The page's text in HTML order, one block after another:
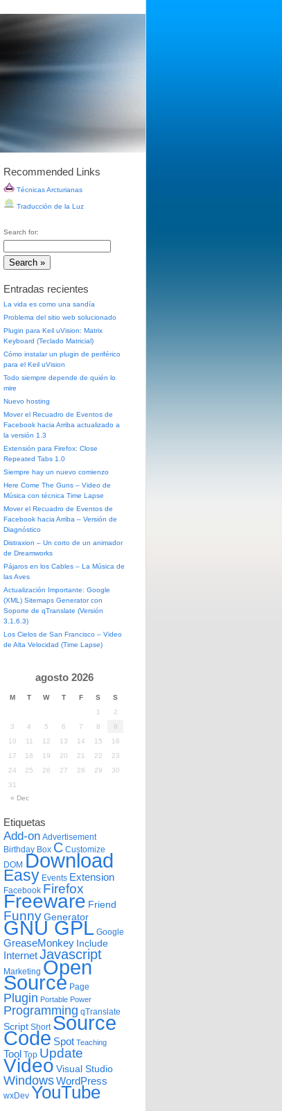
Recommended Links
Técnicas Arcturianas
Traducción de la Luz
Search for:
Entradas recientes
La vida es como una sandía
Problema del sitio web solucionado
Plugin para Keil uVision: Matrix
Keyboard (Teclado Matricial)
Cómo instalar un plugin de periférico
para el Keil uVision
Todo siempre depende de quién lo
mire
Nuevo hosting
Mover el Recuadro de Eventos de
Facebook hacia Arriba actualizado a
la versión 1.3
Extensión para Firefox: Close
Repeated Tabs 1.0
Siempre hay un nuevo comienzo
Here Come The Guns – Video de
Música con técnica Time Lapse
Mover el Recuadro de Eventos de
Facebook hacia Arriba – Versión de
Diagnóstico
Distraxion – Un corto de un animador
de Dreamworks
Pájaros en los Cables – La Música de
las Aves
Actualización Importante: Google
(XML) Sitemaps Generator con
Soporte de qTranslate (Versión
3.1.6.3)
Los Cielos de San Francisco – Video
de Alta Velocidad (Time Lapse)
agosto 2026
M T W T F S
S
1
2
3
4 5 6 7 8
9
10
11 12 13 14 15
16
17
18 19 20 21 22
23
24
25 26 27 28 29
30
31
« Dec
Etiquetas
Add-on Advertisement
Birthday Box C Customize
DOM Download
Easy Events Extension
Facebook Firefox
Freeware Friend
Funny Generator
GNU GPL Google
GreaseMonkey Include
InternetJavascript
Marketing Open
Source Page
Plugin Portable Power
Programming qTranslate
Script Short Source
Code Spot Teaching
Tool Top Update
Video Visual Studio
WindowsWordPress
wxDev YouTube